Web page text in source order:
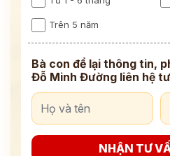
Trên 5 năm
Bà con để lại thông tin,
Đỗ Minh Đường liên hệ
NHẬN TƯ